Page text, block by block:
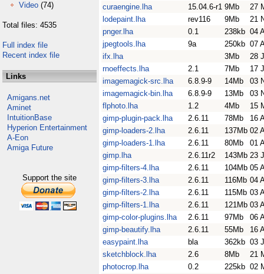
Video (74)
Total files: 4535
Full index file
Recent index file
Links
Amigans.net
Aminet
IntuitionBase
Hyperion Entertainment
A-Eon
Amiga Future
Support the site
curaengine.lha
15.04.6-r1 9Mb
27
lodepaint.lha
rev116 9Mb
21
pnger.lha
0.1 238kb 04
jpegtools.lha
9a 250kb 07
ifx.lha
3Mb
28
rnoeffects.lha
2.1 7Mb
17
imagemagick-src.lha
6.8.9-9 14Mb
03
imagemagick-bin.lha
6.8.9-9 13Mb
03
flphoto.lha
1.2 4Mb
15
gimp-plugin-pack.lha
2.6.11 78Mb
16
gimp-loaders-2.lha
2.6.11 137Mb 02
gimp-loaders-1.lha
2.6.11 80Mb
01
gimp.lha
2.6.11r2 143Mb 23
gimp-filters-4.lha
2.6.11 104Mb 05
gimp-filters-3.lha
2.6.11 116Mb 04
gimp-filters-2.lha
2.6.11 115Mb 03
gimp-filters-1.lha
2.6.11 121Mb 03
gimp-color-plugins.lha
2.6.11 97Mb
06
gimp-beautify.lha
2.6.11 55Mb
16
easypaint.lha
bla 362kb 03
sketchblock.lha
2.6 8Mb
21
photocrop.lha
0.2 225kb 02